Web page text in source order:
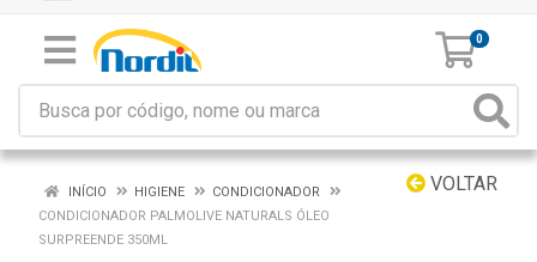
0
VOLTAR
INÍCIO HIGIENE
CONDICIONADOR
CONDICIONADOR PALMOLIVE NATURALS ÓLEO
SURPREENDE 350ML